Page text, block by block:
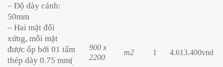
– Độ dày cánh:
50mm
– Hai mặt đối
xứng, mỗi mặt
được ốp bởi 01 tấm
thép dày 0.75 mm(
900 x
2200
m2 1 4.613.400vnd